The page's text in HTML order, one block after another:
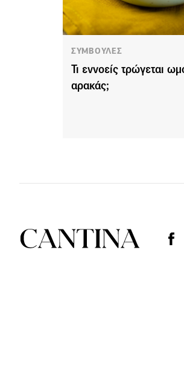
ΣΥΜΒΟΥΛΕΣ
Τι εννοείς τρώγεται
αρακάς;